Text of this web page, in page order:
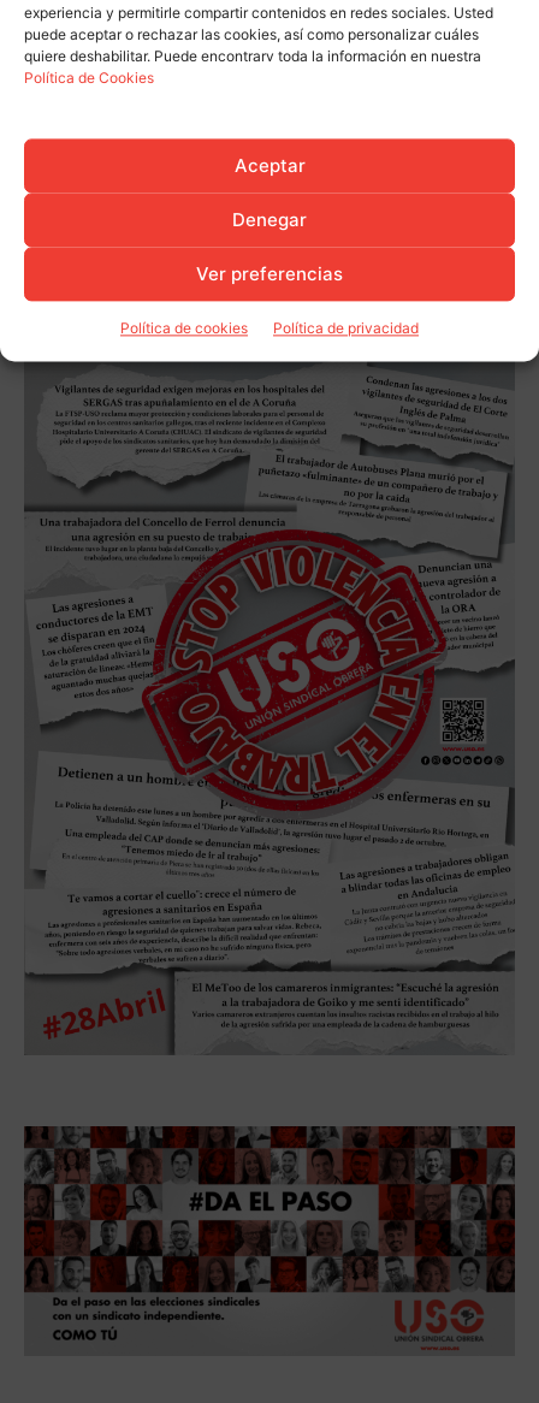
experiencia y permitirle compartir contenidos en redes sociales. Usted
puede aceptar o rechazar las cookies, así como personalizar cuáles
quiere deshabilitar. Puede encontrarv toda la información en nuestra
Política de Cookies
Aceptar
Denegar
Ver preferencias
Política de cookies Política de privacidad